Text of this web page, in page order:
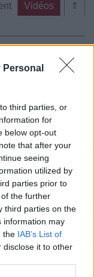
Personal
third parties, or
for
below opt-out
that after your
seeing
utilized by
parties prior to
the further
third parties on the
information may
the IAB’s List of
disclose it to other
⇑
Vidéos
Concert/Live
Vidéos
une erreur